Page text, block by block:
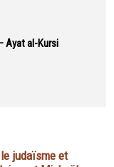
Ayat al-Kursi
judaïsme et